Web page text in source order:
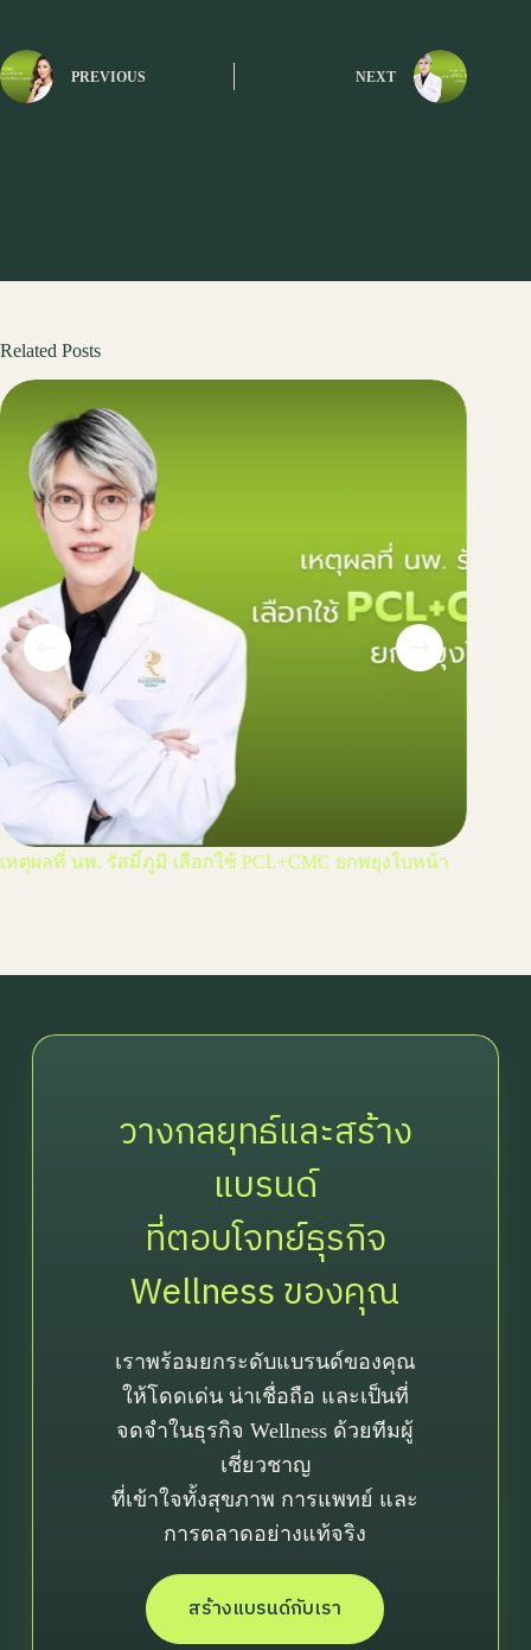
PREVIOUS NEXT
Related Posts
เหตุผลที่ นพ. รัสมิ์ภูมิ เลือกใช้ PCL+CMC ยกพยุงใบหน้า
วางกลยุทธ์และสร้าง
แบรนด์
ที่ตอบโจทย์ธุรกิจ
Wellness ของคุณ
เราพร้อมยกระดับแบรนด์ของคุณ
ให้โดดเด่น น่าเชื่อถือ และเป็นที่
จดจำในธุรกิจ Wellness ด้วยทีมผู้
เชี่ยวชาญ
ที่เข้าใจทั้งสุขภาพ การแพทย์ และ
การตลาดอย่างแท้จริง
สร้างแบรนด์กับเรา